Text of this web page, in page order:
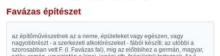
Favázas építészet
az építőművészetnek az a neme, épületeket vagy egészen, vagy
nagyobbrészt - a szerkezeti alkotórészeket - fából készíti; az utóbbi a
szorosabban vett F. (l. Favázas fal), mig az előbbihez a germán, magyar,